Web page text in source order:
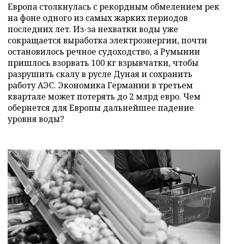
Европа столкнулась с рекордным обмелением рек
на фоне одного из самых жарких периодов
последних лет. Из-за нехватки воды уже
сокращается выработка электроэнергии, почти
остановилось речное судоходство, а Румынии
пришлось взорвать 100 кг взрывчатки, чтобы
разрушить скалу в русле Дуная и сохранить
работу АЭС. Экономика Германии в третьем
квартале может потерять до 2 млрд евро. Чем
обернется для Европы дальнейшее падение
уровня воды?